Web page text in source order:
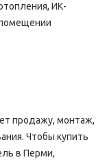
ИК-
продажу, монтаж,
Чтобы купить
в Перми,